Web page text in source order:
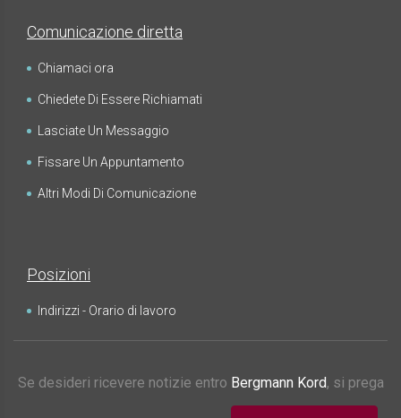
Comunicazione diretta
Chiamaci ora
Chiedete Di Essere Richiamati
Lasciate Un Messaggio
Fissare Un Appuntamento
Altri Modi Di Comunicazione
Posizioni
Indirizzi - Orario di lavoro
Se desideri ricevere notizie entro Bergmann Kord, si prega